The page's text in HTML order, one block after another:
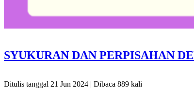
SYUKURAN DAN PERPISAHAN
Ditulis tanggal 21 Jun 2024 | Dibaca 889 kali